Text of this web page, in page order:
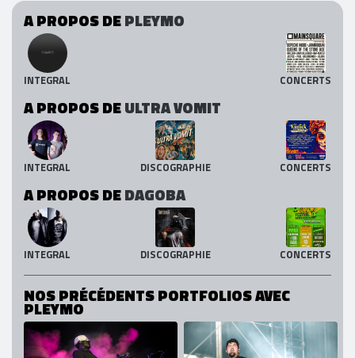
A PROPOS DEPLEYMO
INTEGRAL CONCERTS
A PROPOS DEULTRA VOMIT
INTEGRAL DISCOGRAPHIE CONCERTS
A PROPOS DEDAGOBA
INTEGRAL DISCOGRAPHIE CONCERTS
NOS PRÉCÉDENTS PORTFOLIOS AVEC
PLEYMO